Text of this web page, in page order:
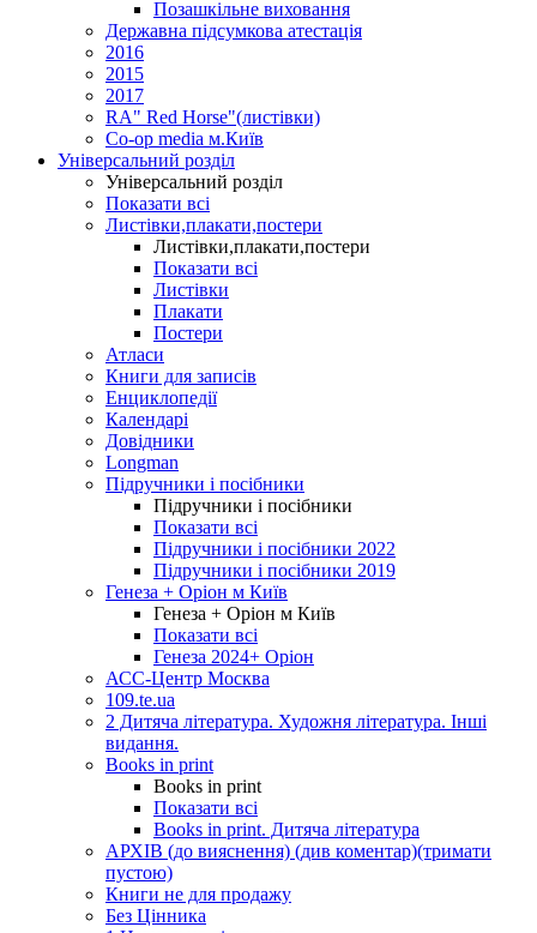
Позашкільне виховання
Державна підсумкова атестація
2016
2015
2017
RA" Red Horse"(листівки)
Co-op media м.Київ
Універсальний розділ
Універсальний розділ
Показати всі
Листівки,плакати,постери
Листівки,плакати,постери
Показати всі
Листівки
Плакати
Постери
Атласи
Книги для записів
Енциклопедії
Календарі
Довідники
Longman
Підручники і посібники
Підручники і посібники
Показати всі
Підручники і посібники 2022
Підручники і посібники 2019
Генеза + Оріон м Київ
Генеза + Оріон м Київ
Показати всі
Генеза 2024+ Оріон
АСС-Центр Москва
109.te.ua
2 Дитяча література. Художня література. Інші
видання.
Books in print
Books in print
Показати всі
Books in print. Дитяча література
АРХІВ (до вияснення) (див коментар)(тримати
пустою)
Книги не для продажу
Без Цінника